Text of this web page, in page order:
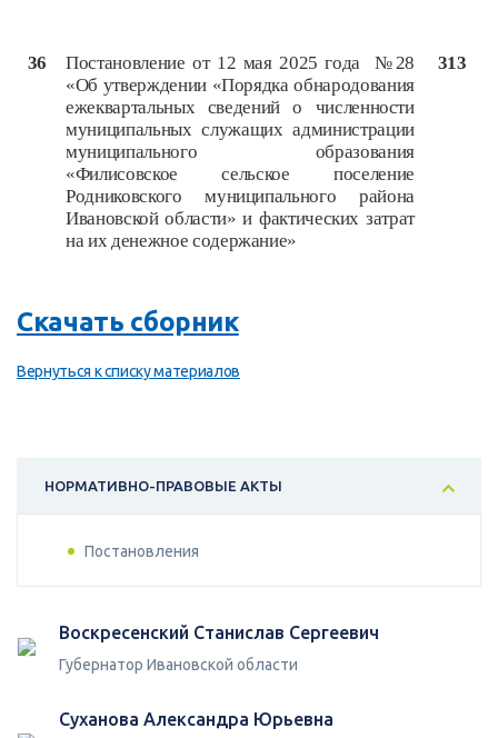
36
Постановление от 12 мая 2025 года №28
«Об утверждении «Порядка обнародования
ежеквартальных сведений о численности
муниципальных служащих администрации
муниципального образования
«Филисовское сельское поселение
Родниковского муниципального района
Ивановской области» и фактических затрат
на их денежное содержание»
313
Скачать сборник
Вернуться к списку материалов
НОРМАТИВНО-ПРАВОВЫЕ АКТЫ
Постановления
Воскресенский Станислав Сергеевич
Губернатор Ивановской области
Суханова Александра Юрьевна